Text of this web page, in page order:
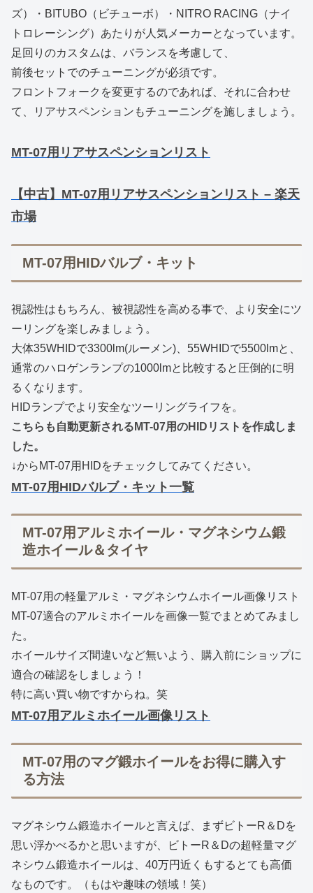
ズ）・BITUBO（ビチューボ）・NITRO RACING（ナイ
トロレーシング）あたりが人気メーカーとなっています。
足回りのカスタムは、バランスを考慮して、
前後セットでのチューニングが必須です。
フロントフォークを変更するのであれば、それに合わせ
て、リアサスペンションもチューニングを施しましょう。
MT-07用リアサスペンションリスト
【中古】MT-07用リアサスペンションリスト – 楽天
市場
MT-07用HIDバルブ・キット
視認性はもちろん、被視認性を高める事で、より安全にツ
ーリングを楽しみましょう。
大体35WHIDで3300lm(ルーメン)、55WHIDで5500lmと、
通常のハロゲンランプの1000lmと比較すると圧倒的に明
るくなります。
HIDランプでより安全なツーリングライフを。
こちらも自動更新されるMT-07用のHIDリストを作成しま
した。
↓からMT-07用HIDをチェックしてみてください。
MT-07用HIDバルブ・キット一覧
MT-07用アルミホイール・マグネシウム鍛
造ホイール＆タイヤ
MT-07用の軽量アルミ・マグネシウムホイール画像リスト
MT-07適合のアルミホイールを画像一覧でまとめてみまし
た。
ホイールサイズ間違いなど無いよう、購入前にショップに
適合の確認をしましょう！
特に高い買い物ですからね。笑
MT-07用アルミホイール画像リスト
MT-07用のマグ鍛ホイールをお得に購入す
る方法
マグネシウム鍛造ホイールと言えば、まずビトーR＆Dを
思い浮かべるかと思いますが、ビトーR＆Dの超軽量マグ
ネシウム鍛造ホイールは、40万円近くもするとても高価
なものです。（もはや趣味の領域！笑）